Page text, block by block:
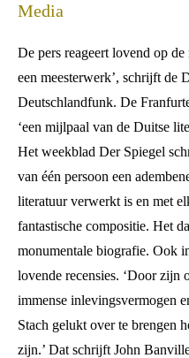
Media
De pers reageert lovend op
een meesterwerk’, schrijft de
Deutschlandfunk. De
‘een mijlpaal van de Duitse
Het weekblad Der Spiegel
van één persoon een
literatuur verwerkt is en met
fantastische compositie. Het
monumentale biografie. Ook
lovende recensies. ‘Door zijn
immense inlevingsvermogen
Stach gelukt over te brengen
zijn.’ Dat schrijft John